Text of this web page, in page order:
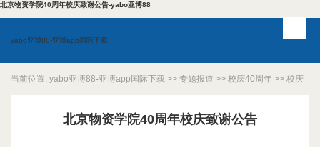
北京物资学院40周年校庆致谢公告-yabo亚博88
yabo亚博88-亚博app国际下载
当前位置: yabo亚博88-亚博app国际下载 >> 专题报道 >> 校庆40周年 >> 校庆
北京物资学院40周年校庆致谢公告